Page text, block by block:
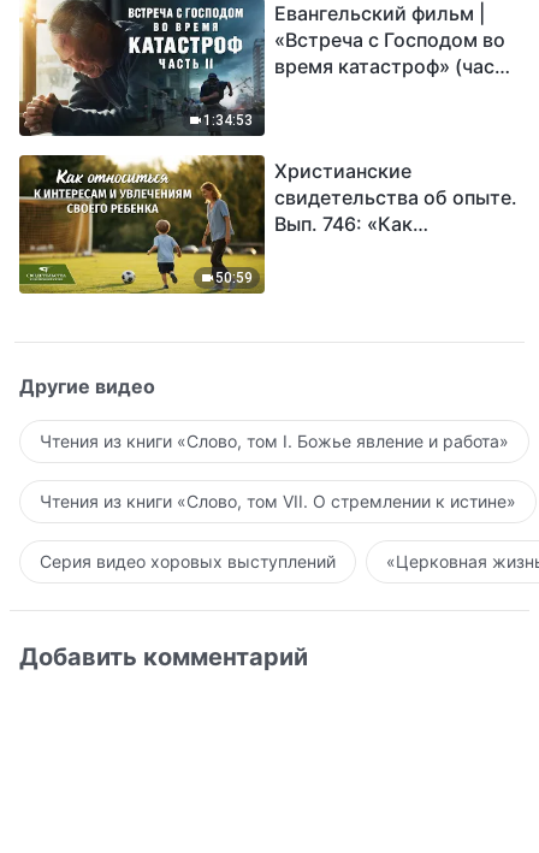
1:34:53
Евангельский фильм |
«Встреча с Господом во
время катастроф» (часть
спасение?
50:59
Христианские
свидетельства об опыте.
Вып. 746: «Как
Другие видео
Чтения из книги «Слово, том I. Божье явление и работа»
Чтения из книги «Слово, том VII. О стремлении к истине»
Серия видео хоровых выступлений «Церковная
Добавить комментарий